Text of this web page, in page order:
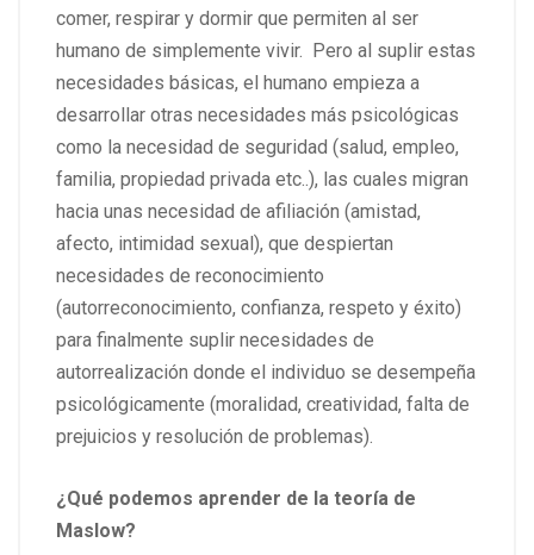
comer, respirar y dormir que permiten al ser
humano de simplemente vivir. Pero al suplir estas
necesidades básicas, el humano empieza a
desarrollar otras necesidades más psicológicas
como la necesidad de seguridad (salud, empleo,
familia, propiedad privada etc..), las cuales migran
hacia unas necesidad de afiliación (amistad,
afecto, intimidad sexual), que despiertan
necesidades de reconocimiento
(autorreconocimiento, confianza, respeto y éxito)
para finalmente suplir necesidades de
autorrealización donde el individuo se desempeña
psicológicamente (moralidad, creatividad, falta de
prejuicios y resolución de problemas).
¿Qué podemos aprender de la teoría de
Maslow?